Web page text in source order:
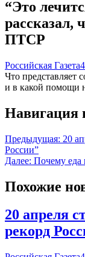
“Это
рассказал,
ПТСР
Российская Газета
Что представляет
и в какой помощи
Навигация
Предыдущая: 20
России”
Далее: Почему еда
Похожие
20 апреля
рекорд